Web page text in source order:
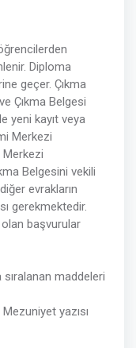
Diploma
geçer. Çıkma
Çıkma Belgesi
yeni kayıt veya
Merkezi
Belgesini vekili
evrakların
gerekmektedir.
başvurular
maddeleri
yazısı